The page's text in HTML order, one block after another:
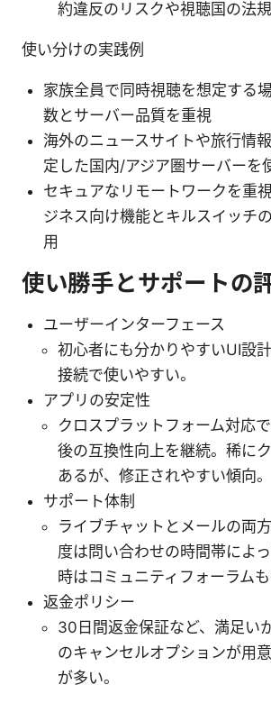
約違反のリスクや視聴国の法規
使い分けの実践例
家族全員で同時視聴を想定する
数とサーバー品質を重視
海外のニュースサイトや旅行情
定した国内/アジア圏サーバーを
セキュアなリモートワークを重
ジネス向け機能とキルスイッチ
用
使い勝手とサポートの
ユーザーインターフェース
初心者にも分かりやすいUI設
接続で使いやすい。
アプリの安定性
クロスプラットフォーム対応
後の互換性向上を継続。稀に
あるが、修正されやすい傾向。
サポート体制
ライブチャットとメールの両
度は問い合わせの時間帯によ
時はコミュニティフォーラムも
返金ポリシー
30日間返金保証など、満足い
のキャンセルオプションが用
が多い。